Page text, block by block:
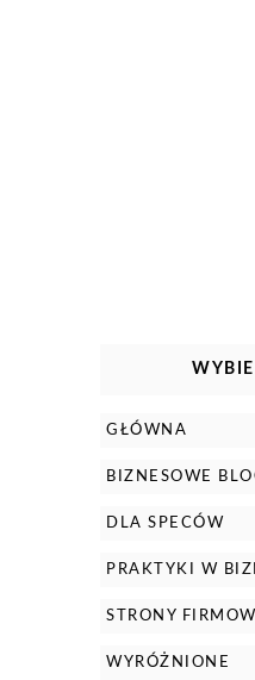
GŁÓWNA
BIZNESOWE
DLA SPECÓW
PRAKTYKI W
STRONY
WYRÓŻNIONE